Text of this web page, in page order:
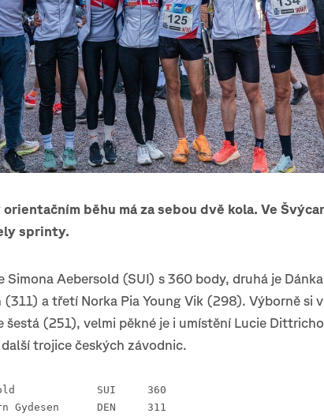
běhu má za sebou dvě kola. Ve
sprinty.
Simona Aebersold (SUI) s 360 body, druhá je
(311) a třetí Norka Pia Young Vik (298). Výborně si
šestá (251), velmi pěkné je i umístění Lucie
trojice českých závodnic.
1 Simona Aebersold 		SUI 	360
2 Hedvig Valbjorn Gydesen 	DEN 	311